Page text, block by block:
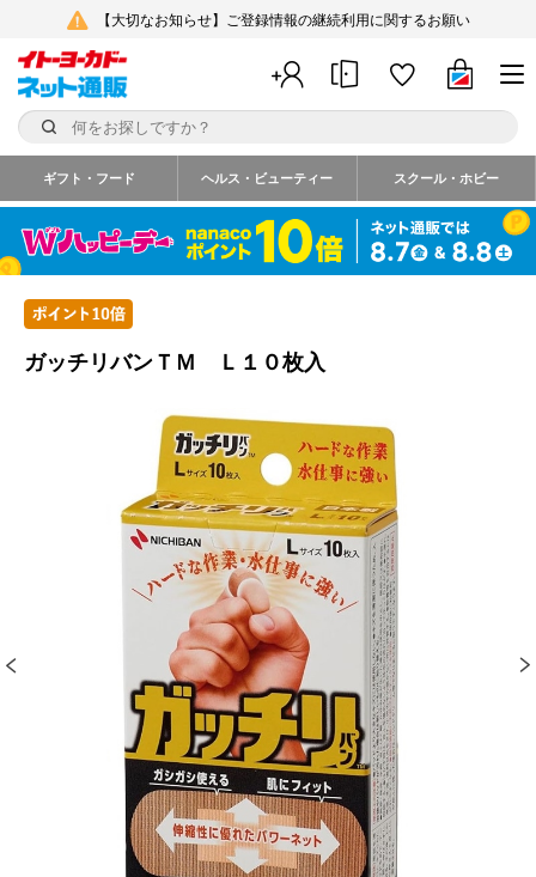
【大切なお知らせ】ご登録情報の継続利用に関するお願い
ギフト・フード ヘルス・ビューティー スクール・ホビー
ガッチリバンＴＭ Ｌ１０枚入